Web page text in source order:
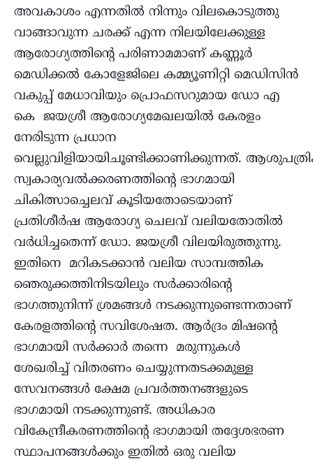
അവകാശം എന്നതില്‍ നിന്നും വിലകൊടുത്തു
വാങ്ങാവുന്ന ചരക്ക് എന്ന നിലയിലേക്കുള്ള
ആരോഗ്യത്തിന്‍റെ പരിണാമമാണ് കണ്ണൂർ
മെഡിക്കൽ കോളേജിലെ കമ്മ്യൂണിറ്റി മെഡിസിന്‍
വകുപ്പ് മേധാവിയും പ്രൊഫസറുമായ ഡോ എ
കെ ജയശ്രീ ആരോഗ്യമേഖലയിൽ കേരളം
നേരിടുന്ന പ്രധാന
വെല്ലുവിളിയായിചൂണ്ടിക്കാണിക്കുന്നത്.
സ്വകാര്യവൽക്കരണത്തിന്‍റെ ഭാഗമായി
ചികിത്സാച്ചെലവ് കൂടിയതോടെയാണ്
പ്രതിശീര്‍ഷ ആരോഗ്യ ചെലവ് വലിയതോതില്‍
വർധിച്ചതെന്ന് ഡോ. ജയശ്രീ വിലയിരുത്തുന്നു.
ഇതിനെ മറികടക്കാന്‍ വലിയ സാമ്പത്തിക
ഞെരുക്കത്തിനിടയിലും സർക്കാരിന്‍റെ
ഭാഗത്തുനിന്ന് ശ്രമങ്ങൾ നടക്കുന്നുണ്ടെന്നതാണ്
കേരളത്തിന്‍റെ സവിശേഷത. ആർദ്രം മിഷന്‍റെ
ഭാഗമായി സര്‍ക്കാര്‍ തന്നെ മരുന്നുകൾ
ശേഖരിച്ച് വിതരണം ചെയ്യുന്നതടക്കമുള്ള
സേവനങ്ങൾ ക്ഷേമ പ്രവര്‍ത്തനങ്ങളുടെ
ഭാഗമായി നടക്കുന്നുണ്ട്. അധികാര
വികേന്ദ്രീകരണത്തിന്‍റെ ഭാഗമായി തദ്ദേശഭരണ
സ്ഥാപനങ്ങള്‍ക്കും ഇതില്‍ ഒരു വലിയ